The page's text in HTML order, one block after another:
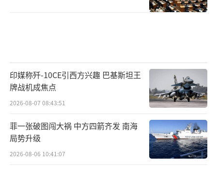
印媒称歼-10CE引西方兴趣 巴基斯坦王
牌战机成焦点
2026-08-07 08:43:51
菲一张破图闯大祸 中方四箭齐发 南海
局势升级
2026-08-06 10:41:07